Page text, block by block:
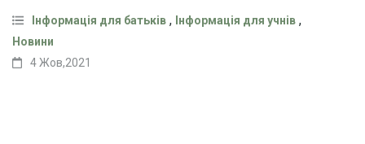
Інформація для батьків , Інформація для учнів ,
Новини
4 Жов,2021